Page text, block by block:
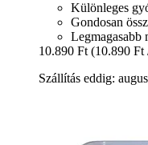
Különleges
Gondosan
Legmagasabb
10.890 Ft (10.890 Ft
Szállítás eddig: